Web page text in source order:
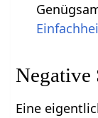
Negative
Eine